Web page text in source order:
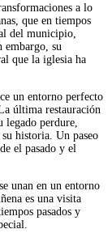
a lo
que en tiempos
del municipio,
embargo, su
que la iglesia ha
un entorno perfecto
última restauración
legado perdure,
historia. Un paseo
el pasado y el
unan en un entorno
es una visita
pasados y